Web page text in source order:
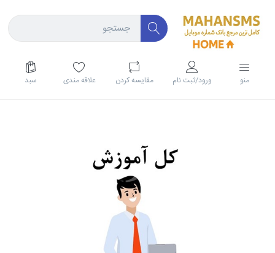
منو ورود/ثبت نام مقايسه كردن علاقه مندی سبد